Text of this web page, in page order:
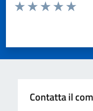
Valuta da 1 a 5 stelle la
Contatta il